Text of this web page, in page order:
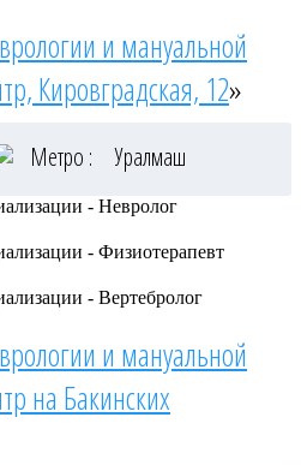
и мануальной
Кировградская, 12»
Метро : Уралмаш
- Невролог
- Физиотерапевт
- Вертебролог
и мануальной
на Бакинских